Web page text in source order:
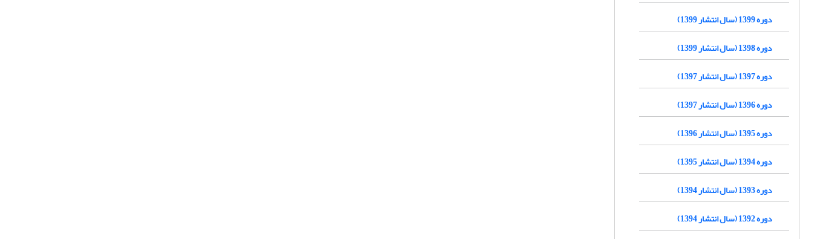
دوره 1399 (سال انتشار 1399)
دوره 1398 (سال انتشار 1399)
دوره 1397 (سال انتشار 1397)
دوره 1396 (سال انتشار 1397)
دوره 1395 (سال انتشار 1396)
دوره 1394 (سال انتشار 1395)
دوره 1393 (سال انتشار 1394)
دوره 1392 (سال انتشار 1394)